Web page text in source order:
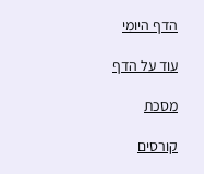
הדף היומי
עוד על הדף
מסכת
קורסים